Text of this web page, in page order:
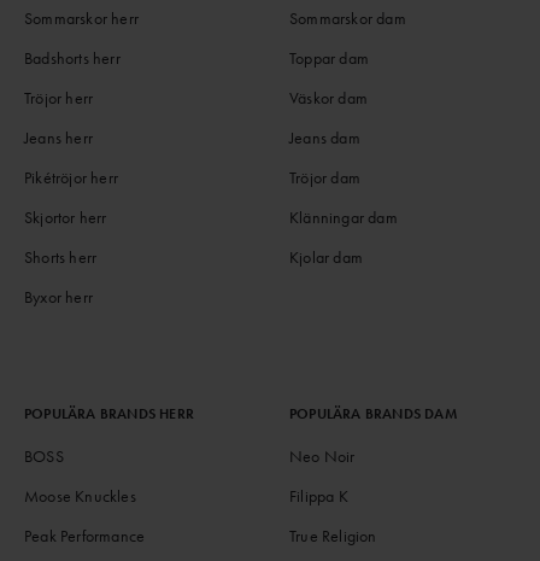
Sommarskor herr
Badshorts herr
Tröjor herr
Jeans herr
Pikétröjor herr
Skjortor herr
Shorts herr
Byxor herr
Sommarskor dam
Toppar dam
Väskor dam
Jeans dam
Tröjor dam
Klänningar dam
Kjolar dam
POPULÄRA BRANDS HERR
BOSS
Moose Knuckles
Peak Performance
POPULÄRA BRANDS DAM
Neo Noir
Filippa K
True Religion